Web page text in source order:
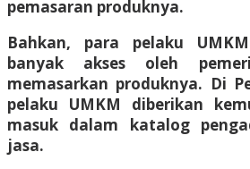
pemasaran produknya.
Bahkan, para pelaku
banyak akses oleh
memasarkan produknya. Di
pelaku UMKM diberikan
masuk dalam katalog
jasa.